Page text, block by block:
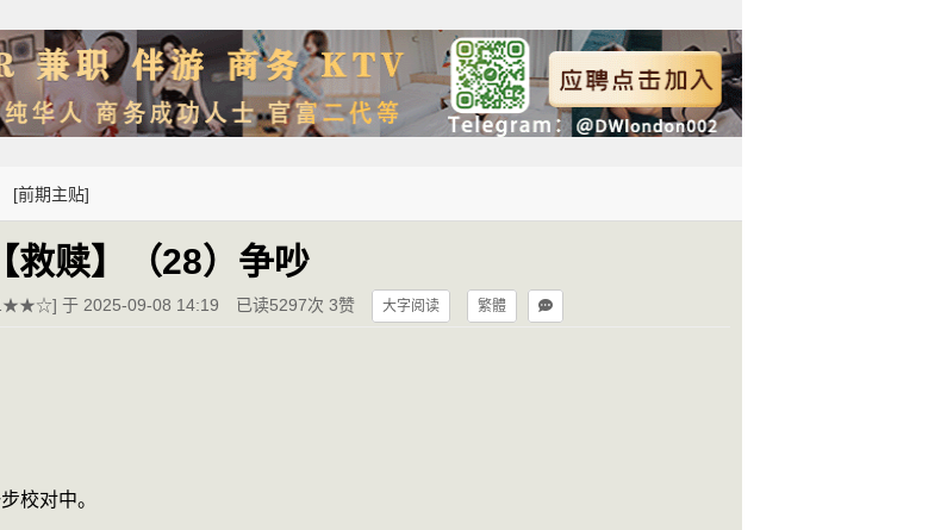
[前期主贴]
【救赎】（28）争吵
于 2025-09-08 14:19 已读5297次 3赞 大字阅读 繁體
校对中。